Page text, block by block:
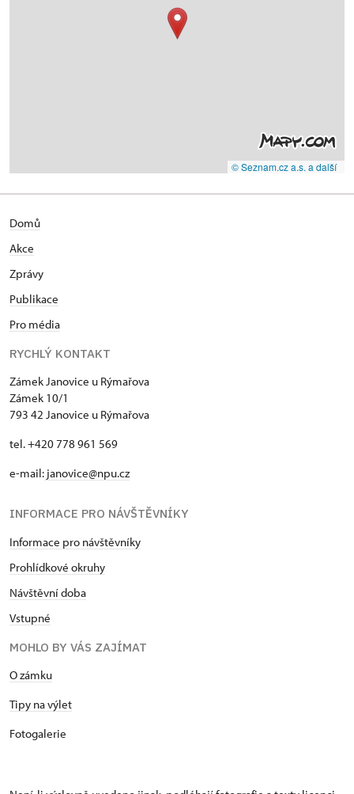
© Seznam.cz a.s. a další
Domů
Akce
Zprávy
Publikace
Pro média
RYCHLÝ KONTAKT
Zámek Janovice u Rýmařova
Zámek 10/1
793 42 Janovice u Rýmařova
tel. +420 778 961 569
e-mail: janovice@npu.cz
INFORMACE PRO NÁVŠTĚVNÍKY
Informace pro návštěvníky
Prohlídkové okruhy
Návštěvní doba
Vstupné
MOHLO BY VÁS ZAJÍMAT
O zámku
Tipy na výlet
Fotogalerie